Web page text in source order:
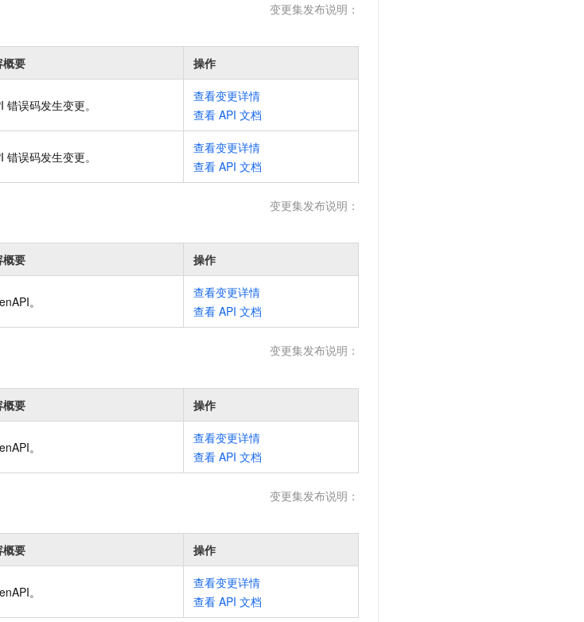
变更集发布说明：
概要 操作
错误码发生变更。
查看变更详情
查看 API 文档
错误码发生变更。
查看变更详情
查看 API 文档
变更集发布说明：
概要 操作
。
查看变更详情
查看 API 文档
变更集发布说明：
概要 操作
。
查看变更详情
查看 API 文档
变更集发布说明：
概要 操作
。
查看变更详情
查看 API 文档
平台百炼-应用模版
的应用模版和解决方案
地构建企业级 Agent
Qoder
面向真实软件的智能体编程平台
万有无界
云端极速 AI 应用创作平台
用1%尺寸在特定领域达到大模型90%以上效果
R1 满血版
多模态数据信息提取
从文本、图片、视频中提取结构化的属性信息
超强辅助，Bolt.diy 一步搞定创意建站
自动承接线索、识别商机，让客服更高效、服务更出色。
统
模板建站
定制建站
模板小程序
定制小程序
APP 开发